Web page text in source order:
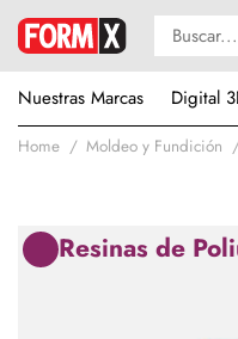
Nuestras Marcas
Digital
Home Moldeo y Fundición
Resinas de